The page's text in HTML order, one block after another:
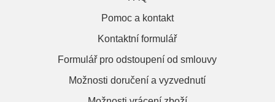
Pomoc a kontakt
Kontaktní formulář
Formulář pro odstoupení od smlouvy
Možnosti doručení a vyzvednutí